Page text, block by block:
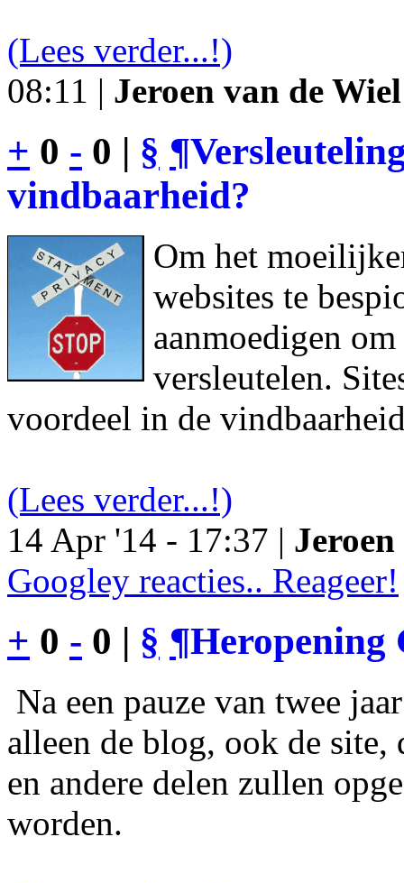
(Lees verder...!)
08:11 | Jeroen van de Wiel
+ 0 - 0 | § ¶
vindbaarheid?
Om het
websites te
aanmoedigen
versleutelen.
voordeel in de
(Lees verder...!)
14 Apr '14 - 17:37 |
Googley reacties.. Reageer!
+ 0 - 0 | § ¶Heropening
Na een pauze van twee
alleen de blog, ook de site,
en andere delen zullen
worden.